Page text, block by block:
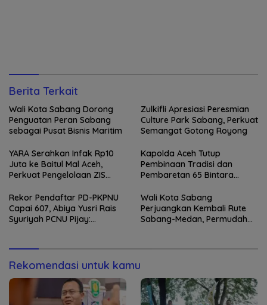
Berita Terkait
Wali Kota Sabang Dorong
Penguatan Peran Sabang
sebagai Pusat Bisnis Maritim
Zulkifli Apresiasi Peresmian
Culture Park Sabang, Perkuat
Semangat Gotong Royong
YARA Serahkan Infak Rp10
Juta ke Baitul Mal Aceh,
Perkuat Pengelolaan ZIS
Kapolda Aceh Tutup
Pembinaan Tradisi dan
Pembaretan 65 Bintara
Rekor Pendaftar PD-PKPNU
Capai 607, Abiya Yusri Rais
Syuriyah PCNU Pijay:
Wali Kota Sabang
Perjuangkan Kembali Rute
Sabang-Medan, Permudah
Rekomendasi untuk kamu